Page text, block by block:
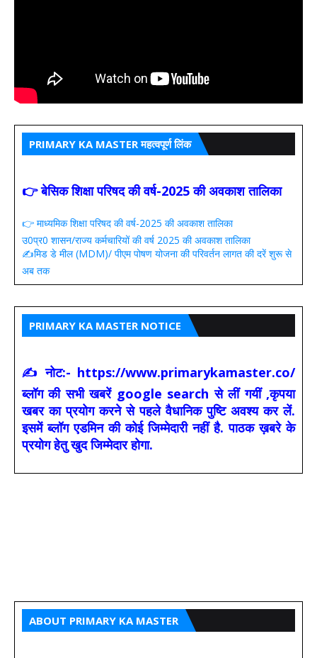
PRIMARY KA MASTER महत्वपूर्ण लिंक
👉 बेसिक शिक्षा परिषद की वर्ष-2025 की अवकाश तालिका
👉 माध्यमिक शिक्षा परिषद की वर्ष-2025 की अवकाश तालिका
उ0प्र0 शासन/राज्य कर्मचारियों की वर्ष 2025 की अवकाश तालिका
✍️मिड डे मील (MDM)/ पीएम पोषण योजना की परिवर्तन लागत की दरें शुरू से
अब तक
PRIMARY KA MASTER NOTICE
✍ नोट:- https://www.primarykamaster.co/
ब्लॉग की सभी खबरें google search से लीं गयीं ,कृपया
खबर का प्रयोग करने से पहले वैधानिक पुष्टि अवश्य कर लें.
इसमें ब्लॉग एडमिन की कोई जिम्मेदारी नहीं है. पाठक ख़बरे के
प्रयोग हेतु खुद जिम्मेदार होगा.
ABOUT PRIMARY KA MASTER